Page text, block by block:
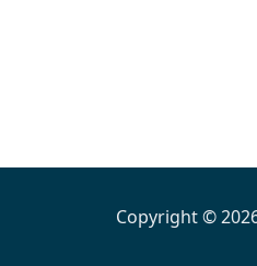
Copyright ©